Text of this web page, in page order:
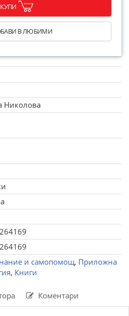
КУПИ
В ЛЮБИМИ
Николова
и самопомощ, Приложна
, Книги
Коментари